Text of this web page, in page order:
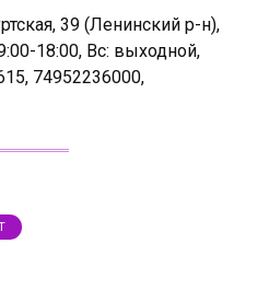
39 (Ленинский р-н),
18:00, Вс: выходной,
74952236000,